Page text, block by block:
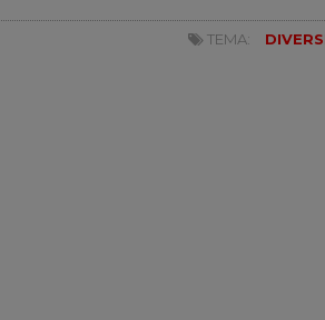
TEMA: